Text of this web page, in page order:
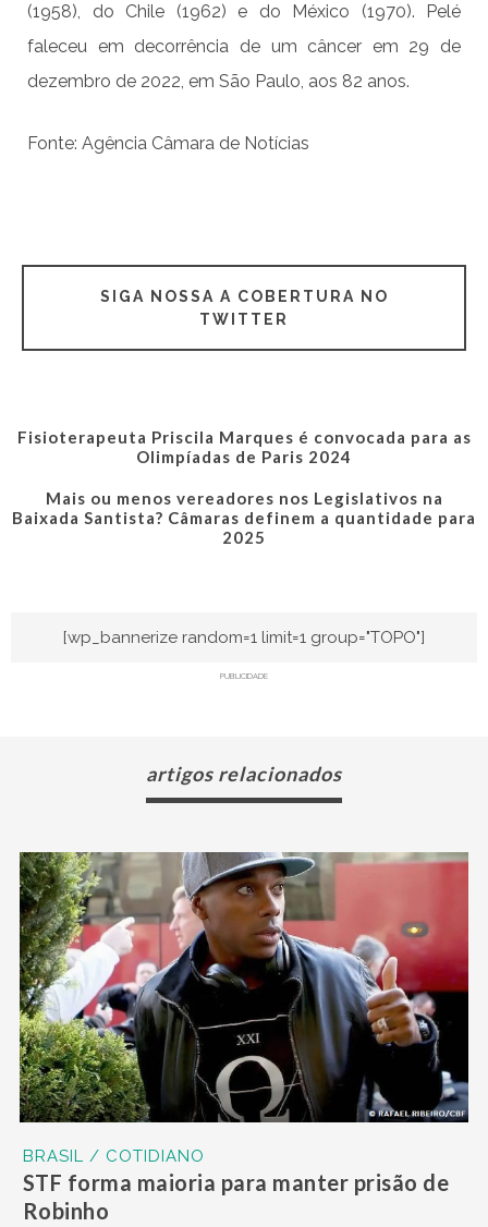
(1958), do Chile (1962) e do México (1970). Pelé
faleceu em decorrência de um câncer em 29 de
dezembro de 2022, em São Paulo, aos 82 anos.
Fonte: Agência Câmara de Notícias
SIGA NOSSA A COBERTURA NO
TWITTER
Fisioterapeuta Priscila Marques é convocada para as
Olimpíadas de Paris 2024
Mais ou menos vereadores nos Legislativos na
Baixada Santista? Câmaras definem a quantidade para
2025
[wp_bannerize random=1 limit=1 group="TOPO"]
PUBLICIDADE
artigos relacionados
BRASIL / COTIDIANO
STF forma maioria para manter prisão de
Robinho